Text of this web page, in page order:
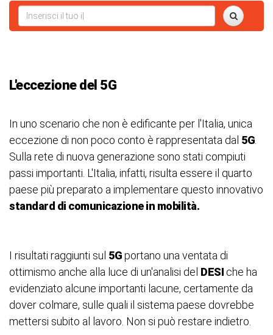
L'eccezione del 5G
In uno scenario che non è edificante per l'Italia, unica
eccezione di non poco conto è rappresentata dal 5G
Sulla rete di nuova generazione sono stati compiuti
passi importanti. L'Italia, infatti, risulta essere il quarto
paese più preparato a implementare questo innovativo
standard di comunicazione in mobilità.
I risultati raggiunti sul 5Gportano una ventata di
ottimismo anche alla luce di un'analisi del DESI che ha
evidenziato alcune importanti lacune, certamente da
dover colmare, sulle quali il sistema paese dovrebbe
mettersi subito al lavoro. Non si può restare indietro.